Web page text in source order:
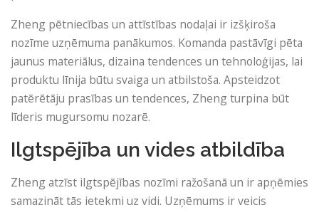
Zheng pētniecības un attīstības nodaļai ir izšķiroša
nozīme uzņēmuma panākumos. Komanda pastāvīgi pēta
jaunus materiālus, dizaina tendences un tehnoloģijas, lai
produktu līnija būtu svaiga un atbilstoša. Apsteidzot
patērētāju prasības un tendences, Zheng turpina būt
līderis mugursomu nozarē.
Ilgtspējība un vides atbildība
Zheng atzīst ilgtspējības nozīmi ražošanā un ir apņēmies
samazināt tās ietekmi uz vidi. Uzņēmums ir veicis